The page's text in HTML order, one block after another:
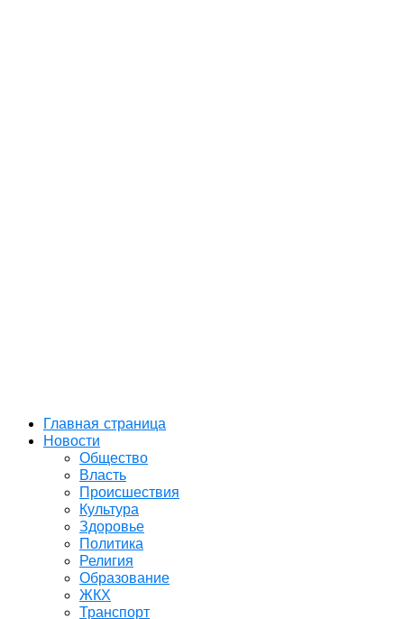
Главная страница
Новости
Общество
Власть
Происшествия
Культура
Здоровье
Политика
Религия
Образование
ЖКХ
Транспорт